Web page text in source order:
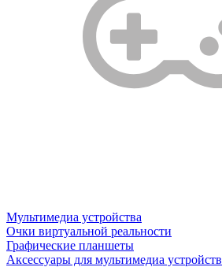
Мультимедиа устройства
Очки виртуальной реальности
Графические планшеты
Аксессуары для мультимедиа устройств